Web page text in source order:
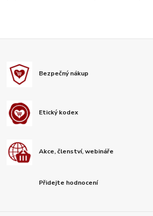
Bezpečný nákup
Etický kodex
Akce, členství, webináře
Přidejte hodnocení